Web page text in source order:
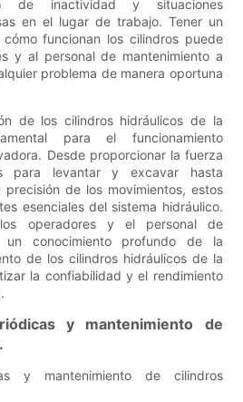
de inactividad y situaciones
en el lugar de trabajo. Tener un
funcionan los cilindros puede
y al personal de mantenimiento a
problema de manera oportuna
de los cilindros hidráulicos de la
para el funcionamiento
Desde proporcionar la fuerza
para levantar y excavar hasta
de los movimientos, estos
esenciales del sistema hidráulico.
operadores y el personal de
un conocimiento profundo de la
de los cilindros hidráulicos de la
la confiabilidad y el rendimiento
y mantenimiento de
y mantenimiento de cilindros